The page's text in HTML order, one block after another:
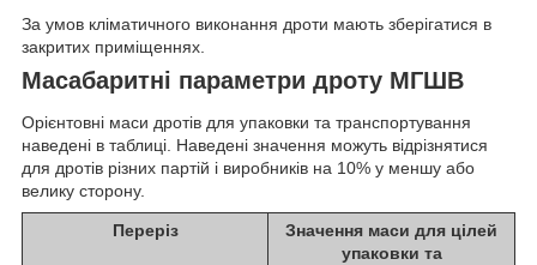
За умов кліматичного виконання дроти мають зберігатися в
закритих приміщеннях.
Масабаритні параметри дроту МГШВ
Орієнтовні маси дротів для упаковки та транспортування
наведені в таблиці. Наведені значення можуть відрізнятися
для дротів різних партій і виробників на 10% у меншу або
велику сторону.
Переріз
Значення маси для цілей
упаковки та